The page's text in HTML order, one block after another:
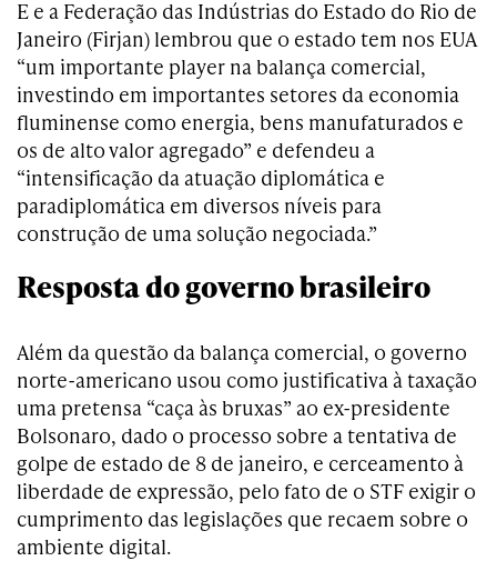
E e a Federação das Indústrias do Estado do Rio de
Janeiro (Firjan) lembrou que o estado tem nos EUA
“um importante player na balança comercial,
investindo em importantes setores da economia
fluminense como energia, bens manufaturados e
os de alto valor agregado” e defendeu a
“intensificação da atuação diplomática e
paradiplomática em diversos níveis para
construção de uma solução negociada.”
Resposta do governo brasileiro
Além da questão da balança comercial, o governo
norte-americano usou como justificativa à taxação
uma pretensa “caça às bruxas” ao ex-presidente
Bolsonaro, dado o processo sobre a tentativa de
golpe de estado de 8 de janeiro, e cerceamento à
liberdade de expressão, pelo fato de o STF exigir o
cumprimento das legislações que recaem sobre o
ambiente digital.